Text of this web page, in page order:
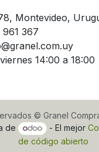
Montevideo,
367
14:00 a 18:00
© Granel
de
- El mejor
de código abierto